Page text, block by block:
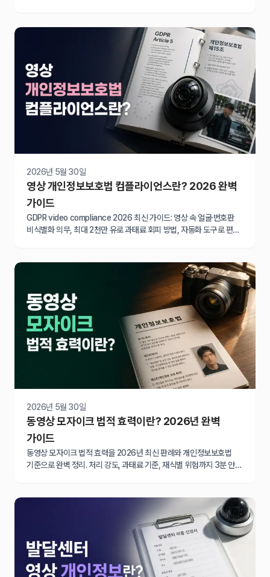
2026년 5월 30일
영상 개인정보보호법 컴플라이언스란? 2026 완벽
가이드
GDPR video compliance 2026 최신 가이드: 영상 속 얼굴·번호판
비식별화 의무, 최대 2천만 유로 과태료 회피 방법, 자동화 도구로 편집
2026년 5월 30일
동영상 모자이크 법적 효력이란? 2026년 완벽
가이드
동영상 모자이크 법적 효력을 2026년 최신 판례와 개인정보보호법
기준으로 완벽 정리. 처리 강도, 과태료 기준, 재식별 위험까지 3분 안에